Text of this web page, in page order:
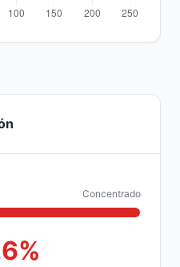
Concentrado